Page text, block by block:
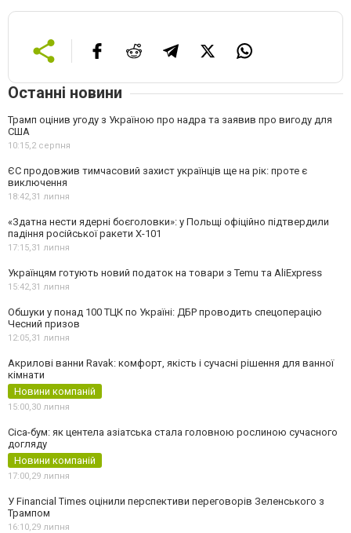
Останні новини
Трамп оцінив угоду з Україною про надра та заявив про вигоду для
США
10:15,2 серпня
ЄС продовжив тимчасовий захист українців ще на рік: проте є
виключення
18:42,31 липня
«Здатна нести ядерні боєголовки»: у Польщі офіційно підтвердили
падіння російської ракети Х-101
17:15,31 липня
Українцям готують новий податок на товари з Temu та AliExpress
15:42,31 липня
Обшуки у понад 100 ТЦК по Україні: ДБР проводить спецоперацію
Чесний призов
12:05,31 липня
Акрилові ванни Ravak: комфорт, якість і сучасні рішення для ванної
кімнати
Новини компаній
15:00,30 липня
Cica-бум: як центела азіатська стала головною рослиною сучасного
догляду
Новини компаній
17:00,29 липня
У Financial Times оцінили перспективи переговорів Зеленського з
Трампом
16:10,29 липня